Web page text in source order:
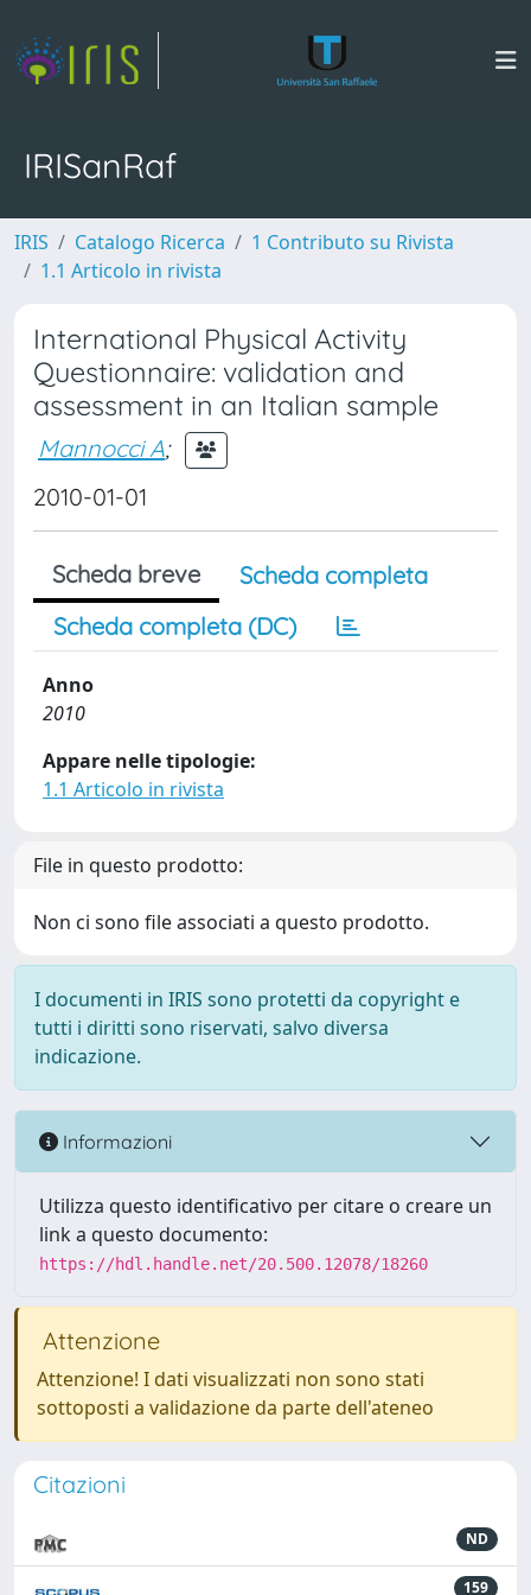
IRISanRaf
IRIS Catalogo Ricerca
1 Contributo su Rivista
1.1 Articolo in rivista
International Physical Activity
Questionnaire: validation and
assessment in an Italian sample
Mannocci A;
2010-01-01
Scheda breve
Scheda completa
Scheda completa (DC)
Anno
2010
Appare nelle tipologie:
1.1 Articolo in rivista
File in questo prodotto:
Non ci sono file associati a questo prodotto.
I documenti in IRIS sono protetti da copyright e
tutti i diritti sono riservati, salvo diversa
indicazione.
Informazioni
Utilizza questo identificativo per citare o creare un
link a questo documento:
https://hdl.handle.net/20.500.12078/18260
Attenzione
Attenzione! I dati visualizzati non sono stati
sottoposti a validazione da parte dell'ateneo
Citazioni
ND
159